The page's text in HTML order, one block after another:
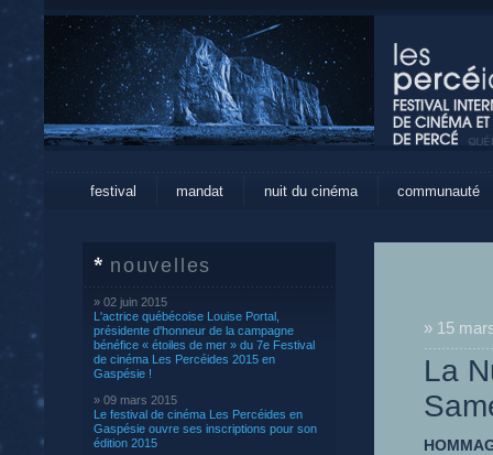
festival mandat nuit du cinéma communauté
nouvelles
» 02 juin 2015
L'actrice québécoise Louise Portal,
présidente d'honneur de la campagne
bénéfice « étoiles de mer » du 7e Festival
de cinéma Les Percéides 2015 en
Gaspésie !
» 09 mars 2015
Le festival de cinéma Les Percéides en
Gaspésie ouvre ses inscriptions pour son
édition 2015
» 15
La